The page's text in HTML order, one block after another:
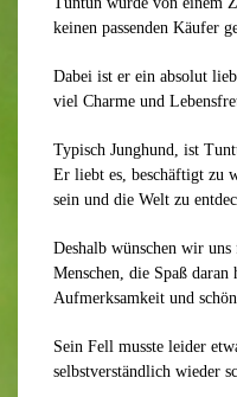
keinen passenden Käufer
Dabei ist er ein absolut
viel Charme und
Typisch Junghund, ist
Er liebt es, beschäftigt zu
sein und die Welt zu
Deshalb wünschen wir
Menschen, die Spaß
Aufmerksamkeit und
Sein Fell musste leider
selbstverständlich wieder